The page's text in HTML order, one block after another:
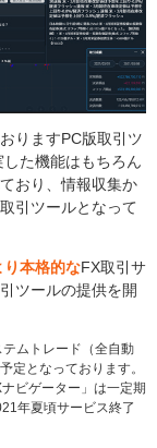
りますPC版取引ツ
た機能はもちろん
おり、情報収集か
引ツールとなって
り本格的なFX取引サ
ツールの提供を開
テムトレード（全自動
定となっております。
ビゲーター」は一定期
年夏頃サービス終了